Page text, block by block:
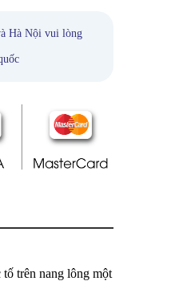
Hà Nội vui lòng
tố trên nang lông một